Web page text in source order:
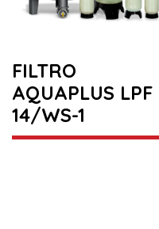
FILTRO
AQUAPLUS LPF
14/WS-1